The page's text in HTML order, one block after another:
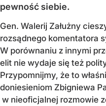
pewność siebie.
Gen. Walerij Załużny
rozsądnego komentatora
W porównaniu z innymi
elit nie wydaje się też
Przypomnijmy, że to
doniesieniom Zbigniewa
w nieoficjalnej rozmowie